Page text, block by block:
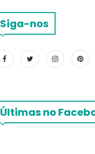
Siga-nos
Últimas no